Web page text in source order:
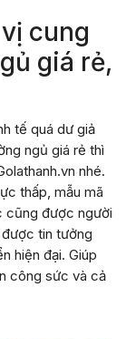
cung
giá rẻ,
tế quá dư giả
ngủ giá rẻ thì
nhé.
thấp, mẫu mã
cũng được người
tin tưởng
hiện đại. Giúp
công sức và cả